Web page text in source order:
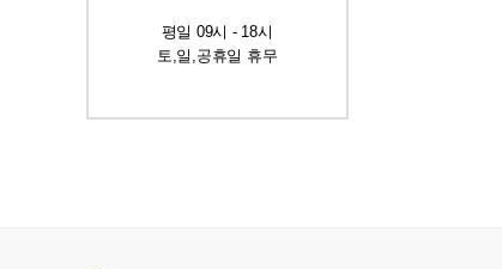
평일 09시 - 18시
토,일,공휴일 휴무